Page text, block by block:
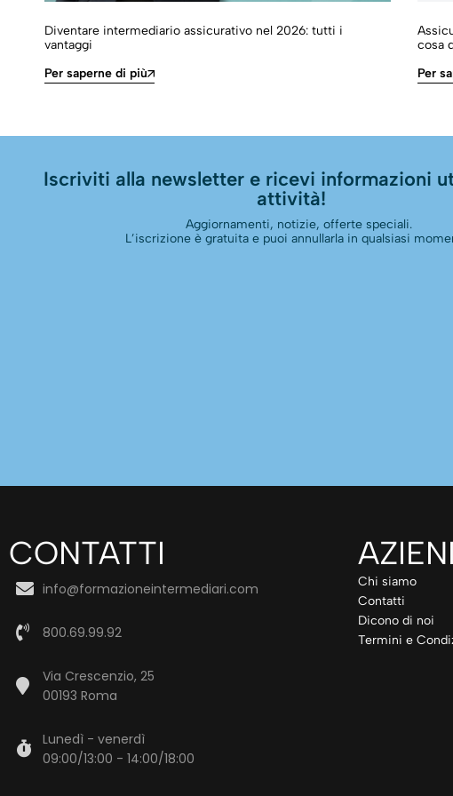
Diventare intermediario assicurativo nel 2026: tutti i
vantaggi
Per saperne di più
cosa
Per
Iscriviti alla newsletter e ricevi informazioni
attività!
Aggiornamenti, notizie, offerte speciali.
L’iscrizione è gratuita e puoi annullarla in qualsiasi
CONTATTI
info@formazioneintermediari.com
800.69.99.92
Via Crescenzio, 25
00193 Roma
Lunedì - venerdì
09:00/13:00 - 14:00/18:00
Chi siamo
Contatti
Dicono di noi
Termini e